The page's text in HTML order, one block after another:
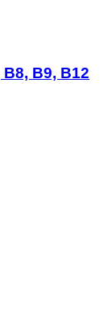
B9, B12